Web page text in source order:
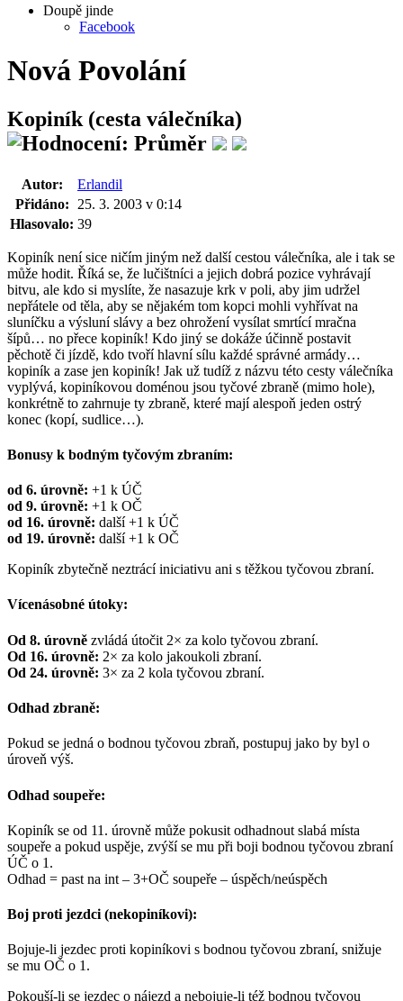
Doupě jinde
Facebook
Nová Povolání
Kopiník (cesta válečníka)
Autor:
Erlandil
Přidáno:
25. 3. 2003 v 0:14
Hlasovalo: 39
Kopiník není sice ničím jiným než další cestou válečníka, ale i tak se
může hodit. Říká se, že lučištníci a jejich dobrá pozice vyhrávají
bitvu, ale kdo si myslíte, že nasazuje krk v poli, aby jim udržel
nepřátele od těla, aby se nějakém tom kopci mohli vyhřívat na
sluníčku a výsluní slávy a bez ohrožení vysílat smrtící mračna
šípů… no přece kopiník! Kdo jiný se dokáže účinně postavit
pěchotě či jízdě, kdo tvoří hlavní sílu každé správné armády…
kopiník a zase jen kopiník! Jak už tudíž z názvu této cesty válečníka
vyplývá, kopiníkovou doménou jsou tyčové zbraně (mimo hole),
konkrétně to zahrnuje ty zbraně, které mají alespoň jeden ostrý
konec (kopí, sudlice…).
Bonusy k bodným tyčovým zbraním:
od 6. úrovně: +1 k ÚČ
od 9. úrovně: +1 k OČ
od 16. úrovně: další +1 k ÚČ
od 19. úrovně: další +1 k OČ
Kopiník zbytečně neztrácí iniciativu ani s těžkou tyčovou zbraní.
Vícenásobné útoky:
Od 8. úrovně zvládá útočit 2× za kolo tyčovou zbraní.
Od 16. úrovně: 2× za kolo jakoukoli zbraní.
Od 24. úrovně: 3× za 2 kola tyčovou zbraní.
Odhad zbraně:
Pokud se jedná o bodnou tyčovou zbraň, postupuj jako by byl o
úroveň výš.
Odhad soupeře:
Kopiník se od 11. úrovně může pokusit odhadnout slabá místa
soupeře a pokud uspěje, zvýší se mu při boji bodnou tyčovou zbraní
ÚČ o 1.
Odhad = past na int – 3+OČ soupeře – úspěch/neúspěch
Boj proti jezdci (nekopiníkovi):
Bojuje-li jezdec proti kopiníkovi s bodnou tyčovou zbraní, snižuje
se mu OČ o 1.
Pokouší-li se jezdec o nájezd a nebojuje-li též bodnou tyčovou